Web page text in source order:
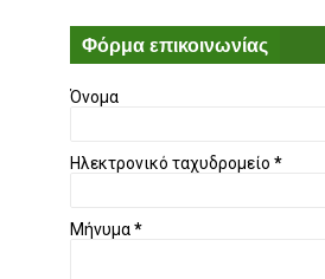
Φόρμα επικοινωνίας
Όνομα
Ηλεκτρονικό ταχυδρομείο *
Μήνυμα*